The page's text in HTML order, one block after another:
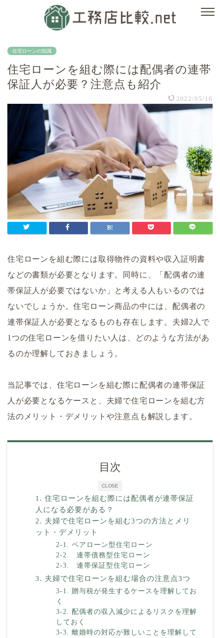
住宅ローンの知識
住宅ローンを組む際には配偶者の連帯
保証人が必要？注意点も紹介
2022/05/16
住宅ローンを組む際には取得物件の資料や収入証明書
などの書類が必要となります。同時に、「配偶者の連
帯保証人が必要ではないか」と考える人もいるのでは
ないでしょうか。住宅ローン商品の中には、配偶者の
連帯保証人が必要となるものも存在します。夫婦2人で
1つの住宅ローンを借りたい人は、どのような方法があ
るのか理解しておきましょう。
当記事では、住宅ローンを組む際に配偶者の連帯保証
人が必要となるケースと、夫婦で住宅ローンを組む方
法のメリット・デメリットや注意点も解説します。
CLOSE
目次
1. 住宅ローンを組む際には配偶者が連帯保証
人になる必要がある？
2. 夫婦で住宅ローンを組む3つの方法とメリ
ット・デメリット
2-1. ペアローン型住宅ローン
2-2. 連帯債務型住宅ローン
2-3. 連帯保証型住宅ローン
3. 夫婦で住宅ローンを組む場合の注意点3つ
3-1. 贈与税が発生するケースを理解してお
く
3-2. 配偶者の収入減少によるリスクを理解
しておく
3-3. 離婚時の対応が難しいことを理解して